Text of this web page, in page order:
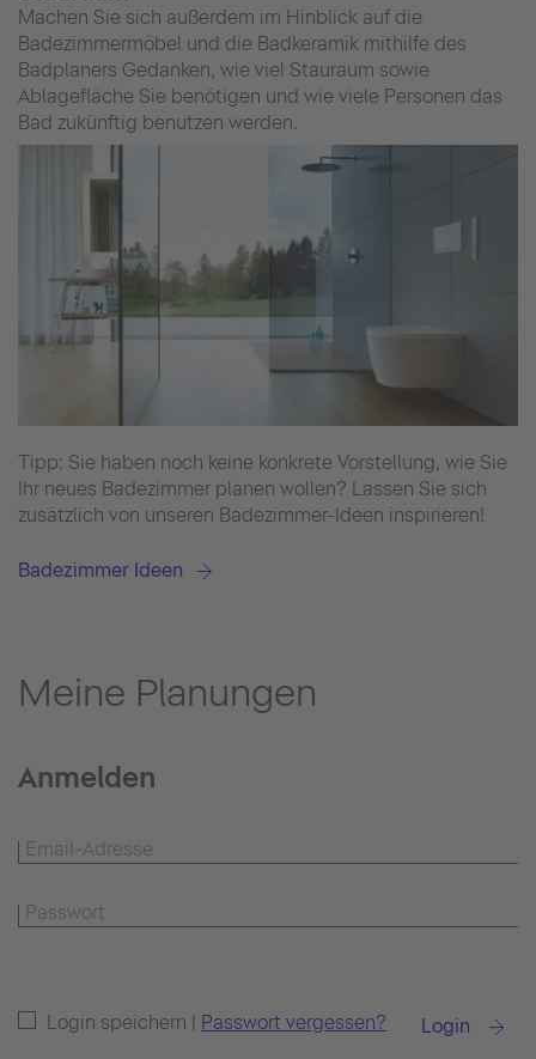
Machen Sie sich außerdem im Hinblick auf die
Badezimmermöbel und die Badkeramik mithilfe des
Badplaners Gedanken, wie viel Stauraum sowie
Ablagefläche Sie benötigen und wie viele Personen das
Bad zukünftig benutzen werden.
Tipp: Sie haben noch keine konkrete Vorstellung, wie Sie
Ihr neues Badezimmer planen wollen? Lassen Sie sich
zusätzlich von unseren Badezimmer-Ideen inspirieren!
Badezimmer Ideen
Meine Planungen
Anmelden
Login speichern | Passwort vergessen? Login